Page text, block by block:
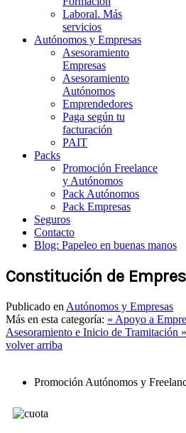
Laboral. Más
servicios
Autónomos y Empresas
Asesoramiento
Empresas
Asesoramiento
Autónomos
Emprendedores
Paga según tu
facturación
PAIT
Packs
Promoción Freelance
y Autónomos
Pack Autónomos
Pack Empresas
Seguros
Contacto
Blog: Papeleo en buenas manos
Constitución de
Publicado en Autónomos y Empresas
Más en esta categoría: « Apoyo a
Asesoramiento e Inicio de Tramitación »
volver arriba
Promoción Autónomos y